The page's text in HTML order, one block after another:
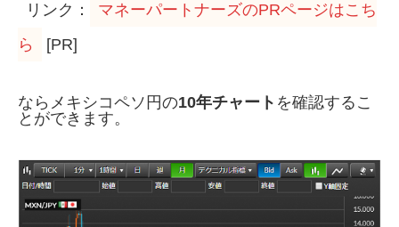
リンク：
マネーパートナーズのPRページはこち
ら
[PR]
ならメキシコペソ円の10年チャート を確認するこ
とができます。